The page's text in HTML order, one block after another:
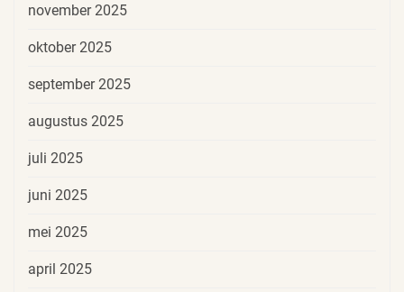
november 2025
oktober 2025
september 2025
augustus 2025
juli 2025
juni 2025
mei 2025
april 2025